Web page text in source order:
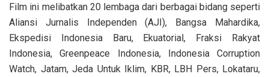
Film ini melibatkan 20 lembaga dari berbagai bidang seperti
Aliansi Jurnalis Independen (AJI), Bangsa Mahardika,
Ekspedisi Indonesia Baru, Ekuatorial, Fraksi Rakyat
Indonesia, Greenpeace Indonesia, Indonesia Corruption
Watch, Jatam, Jeda Untuk Iklim, KBR, LBH Pers, Lokataru,